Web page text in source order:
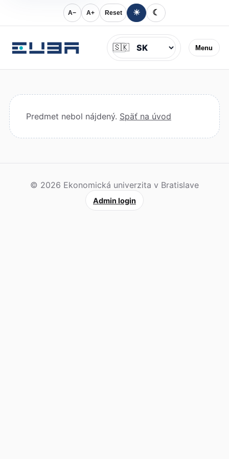
A− A+ Reset ☀ ☾
Menu
Jazyk
🇸🇰
Predmet nebol nájdený. Späť na úvod
© 2026 Ekonomická univerzita v Bratislave
Admin login